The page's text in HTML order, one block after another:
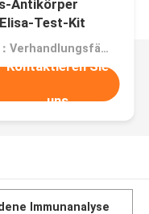
Antikörper
Test-Kit
Preis：Verhandlungsfähig
Kontaktieren Sie
uns
Immunanalyse